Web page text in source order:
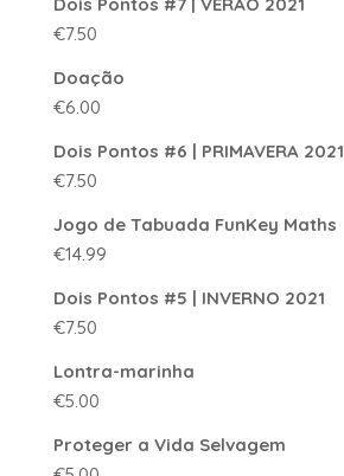
€7.50
Doação
€6.00
Dois Pontos #6 | PRIMAVERA 2021
€7.50
Jogo de Tabuada FunKey Maths
€14.99
Dois Pontos #5 | INVERNO 2021
€7.50
Lontra-marinha
€5.00
Proteger a Vida Selvagem